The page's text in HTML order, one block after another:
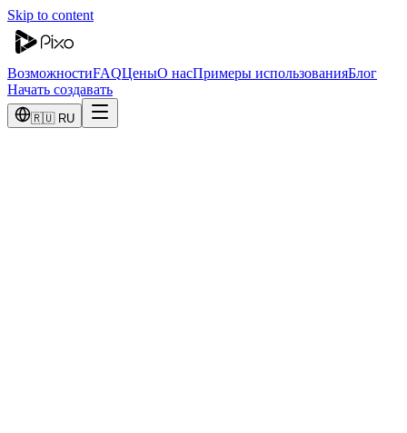
Skip to content
ВозможностиFAQЦеныО насПримеры использованияБлог
Начать создавать
🇷🇺 RU